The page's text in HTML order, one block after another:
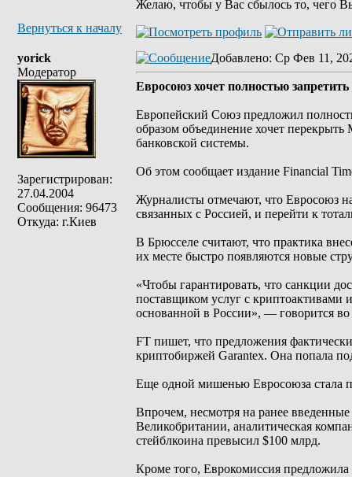
Желаю, чтобы у Вас сбылось то, чего
Вернуться к началу
yorick
Модератор
Зарегистрирован:
27.04.2004
Сообщения: 96473
Откуда: г.Киев
Добавлено: Ср Фев 11,
Евросоюз хочет полностью
Европейский Союз предложил
образом объединение хочет
банковской системы.
Об этом сообщает издание Financial
Журналисты отмечают, что Евросоюз
связанных с Россией, и перейти к
В Брюсселе считают, что практика
их месте быстро появляются новые
«Чтобы гарантировать, что санкции
поставщиком услуг с криптоактивами
основанной в России», — говорится
FT пишет, что предложения
криптобиржей Garantex. Она попала
Еще одной мишенью Евросоюза стала
Впрочем, несмотря на ранее
Великобритании, аналитическая
стейблкоина превысил $100 млрд.
Кроме того, Еврокомиссия